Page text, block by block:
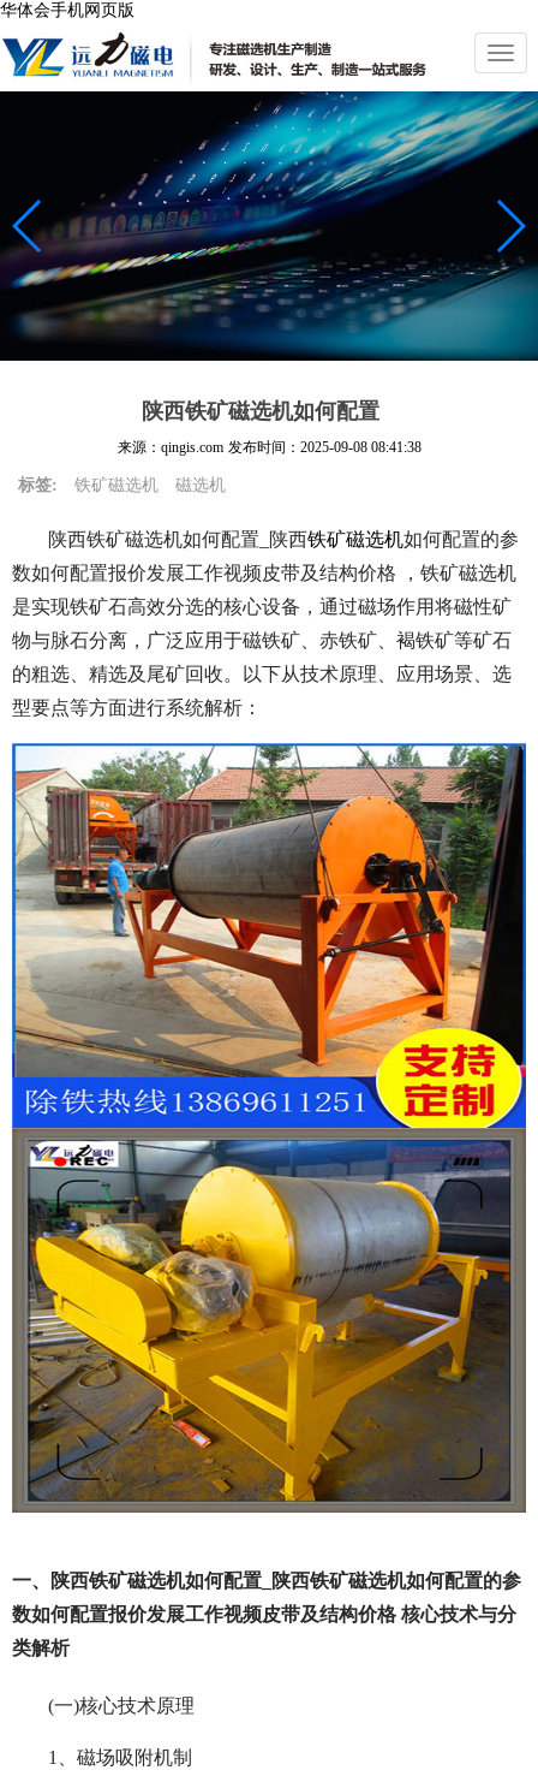
华体会手机网页版
切
换
导
航
陕西铁矿磁选机如何配置
来源：qingis.com 发布时间： 2025-09-08 08:41:38
标签: 铁矿磁选机 磁选机
陕西铁矿磁选机如何配置_陕西铁矿磁选机如何配置的参
数如何配置报价发展工作视频皮带及结构价格 ，铁矿磁选机
是实现铁矿石高效分选的核心设备，通过磁场作用将磁性矿
物与脉石分离，广泛应用于磁铁矿、赤铁矿、褐铁矿等矿石
的粗选、精选及尾矿回收。以下从技术原理、应用场景、选
型要点等方面进行系统解析：
一、陕西铁矿磁选机如何配置_陕西铁矿磁选机如何配置的参
数如何配置报价发展工作视频皮带及结构价格 核心技术与分
类解析
(一)核心技术原理
1、磁场吸附机制